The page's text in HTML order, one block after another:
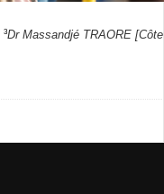
3Dr Massandjé TRAORE [Côte